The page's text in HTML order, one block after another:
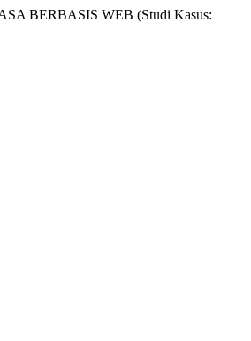
BERBASIS WEB (Studi Kasus: